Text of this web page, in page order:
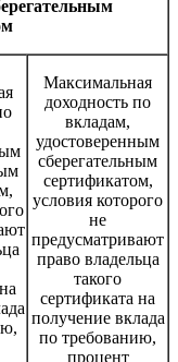
Максимальная
доходность по
вкладам,
удостоверенным
сберегательным
сертификатом,
условия которого
не
предусматривают
право владельца
такого
сертификата на
получение вклада
по требованию,
процент